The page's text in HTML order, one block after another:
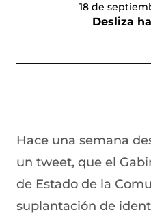
18 de
Desliza
Hace una semana
un tweet, que el
de Estado de la
suplantación de